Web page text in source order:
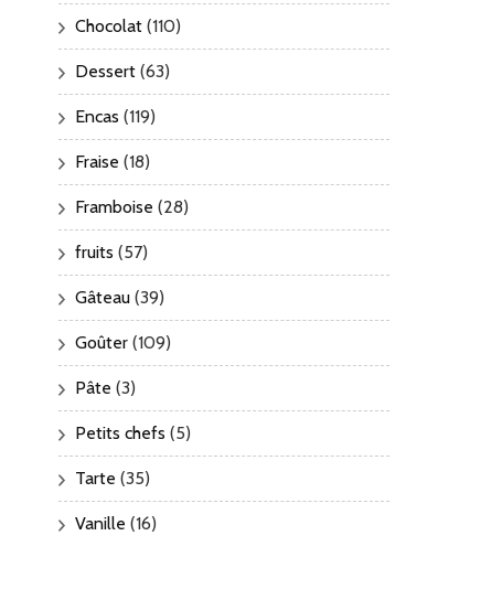
Chocolat (110)
Dessert (63)
Encas (119)
Fraise (18)
Framboise (28)
fruits (57)
Gâteau (39)
Goûter (109)
Pâte (3)
Petits chefs (5)
Tarte (35)
Vanille (16)